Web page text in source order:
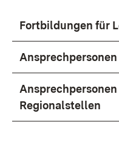
Fortbildungen für
Ansprechpersonen
Regionalstellen